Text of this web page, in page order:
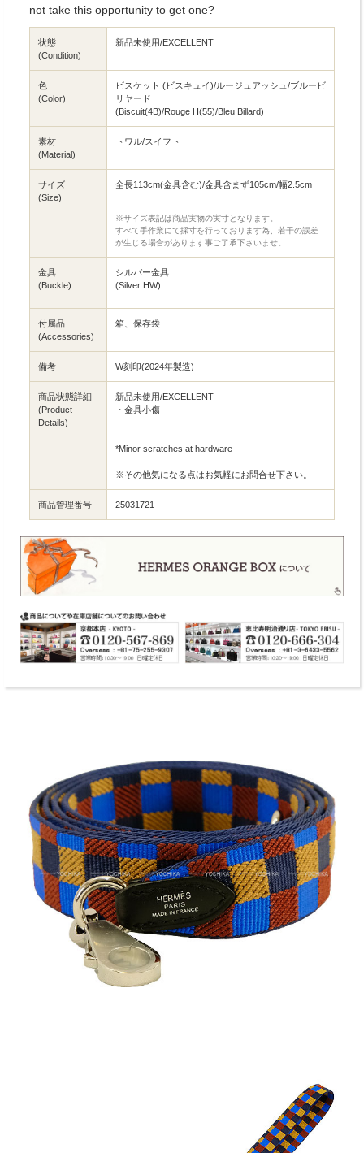
not take this opportunity to get one?
状態
(Condition)
新品未使用/EXCELLENT
色
(Color)
ビスケット (ビスキュイ)/ルージュアッシュ/ブルービ
リヤード
(Biscuit(4B)/Rouge H(55)/Bleu Billard)
素材
(Material)
トワル/スイフト
サイズ
(Size)
全長113cm(金具含む)/金具含まず105cm/幅2.5cm
※サイズ表記は商品実物の実寸となります。
すべて手作業にて採寸を行っております為、若干の誤差
が生じる場合があります事ご了承下さいませ。
金具
(Buckle)
シルバー金具
(Silver HW)
付属品
(Accessories)
箱、保存袋
備考 W刻印(2024年製造)
商品状態詳細
(Product
Details)
新品未使用/EXCELLENT
・金具小傷
*Minor scratches at hardware
※その他気になる点はお気軽にお問合せ下さい。
商品管理番号 25031721